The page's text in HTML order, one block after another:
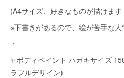
(A4サイズ、好きなものが描けます
※下書きがあるので、絵が苦手な人
・
✨ボディペイント ハガキサイズ
ラフルデザイン)